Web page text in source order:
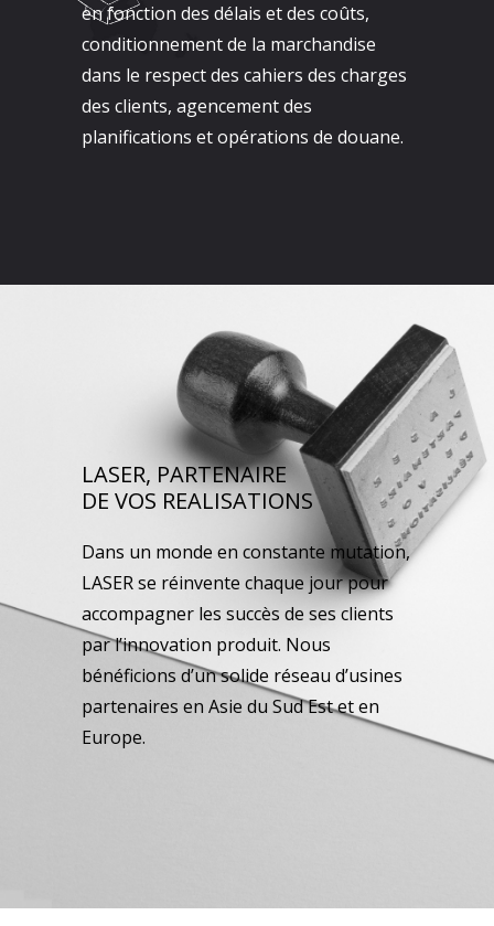
en fonction des délais et des coûts,
conditionnement de la marchandise
dans le respect des cahiers des charges
des clients, agencement des
planifications et opérations de douane.
LASER, PARTENAIRE
DE VOS REALISATIONS
Dans un monde en constante mutation,
LASER se réinvente chaque jour pour
accompagner les succès de ses clients
par l’innovation produit. Nous
bénéficions d’un solide réseau d’usines
partenaires en Asie du Sud Est et en
Europe.